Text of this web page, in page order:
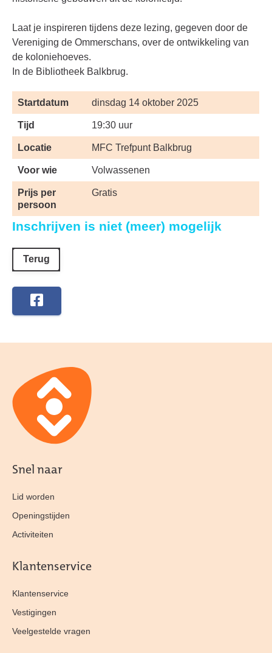
Laat je inspireren tijdens deze lezing, gegeven door de
Vereniging de Ommerschans, over de ontwikkeling van
de koloniehoeves.
In de Bibliotheek Balkbrug.
Startdatum dinsdag 14 oktober 2025
Tijd 19:30 uur
Locatie MFC Trefpunt Balkbrug
Voor wie Volwassenen
Prijs per
persoon
Gratis
Inschrijven is niet (meer) mogelijk
Terug
Snel naar
Lid worden
Openingstijden
Activiteiten
Klantenservice
Klantenservice
Vestigingen
Veelgestelde vragen